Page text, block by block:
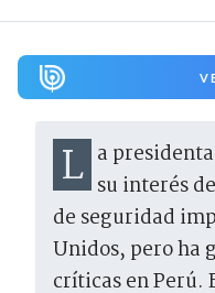
La presidenta Keiko Fujimori expresó su interés
de seguridad
Unidos, pero ha
críticas en Perú.